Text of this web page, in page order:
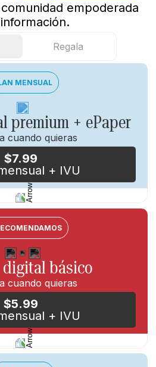
empoderada
Regala
MENSUAL
premium + ePaper
cuando quieras
$7.99
+ IVU
ilimitado al contenido en
la versión digital del
al ePaper,la versión digital de
de El Nuevo Día.
contenido de la
digital básico
cuando quieras
$5.99
+ IVU
al contenido en Web y la
al ePaper, la versión digital
de El Nuevo Día, ni a la